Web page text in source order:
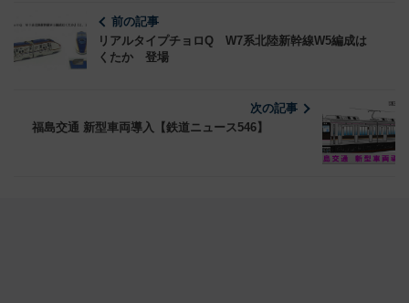
前の記事
リアルタイプチョロQ W7系北陸新幹線W5編成は
くたか 登場
次の記事
福島交通 新型車両導入【鉄道ニュース546】